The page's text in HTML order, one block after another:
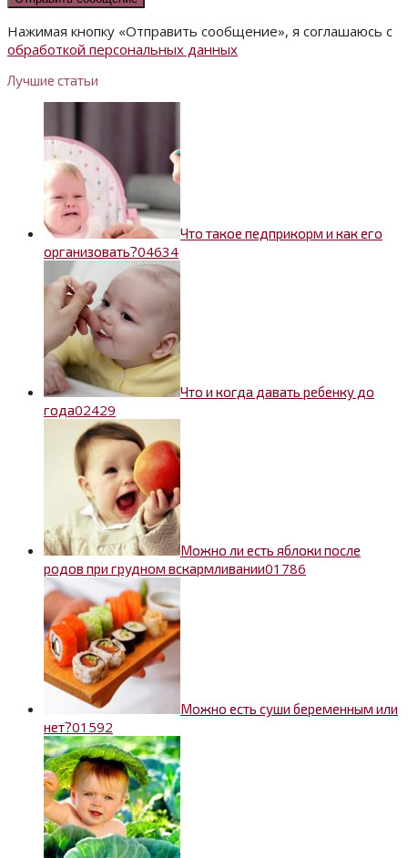
Нажимая кнопку «Отправить сообщение», я соглашаюсь с
обработкой персональных данных
Лучшие статьи
Что такое педприкорм и как его
организовать?04634
Что и когда давать ребенку до
года02429
Можно ли есть яблоки после
родов при грудном вскармливании01786
Можно есть суши беременным или
нет?01592